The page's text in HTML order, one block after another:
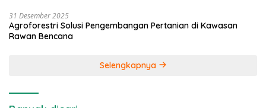
31 Desember 2025
Agroforestri Solusi Pengembangan Pertanian di Kawasan
Rawan Bencana
Selengkapnya